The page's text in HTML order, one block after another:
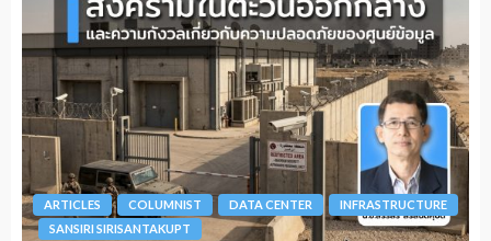
ARTICLES COLUMNIST DATA CENTER
INFRASTRUCTURE
SANSIRI SIRISANTAKUPT